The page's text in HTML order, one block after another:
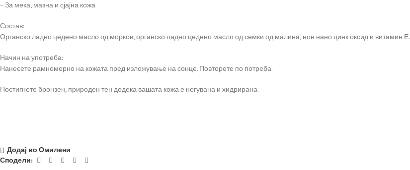
– За мека, мазна и сјајна кожа
Состав:
Органско ладно цедено масло од морков, органско ладно цедено масло од семки од малина, нон нано цинк оксид и витамин Е.
Начин на употреба:
Нанесете рамномерно на кожата пред изложување на сонце. Повторете по потреба.
Постигнете бронзен, природен тен додека вашата кожа е негувана и хидрирана.
Додај во Омилени
Сподели: